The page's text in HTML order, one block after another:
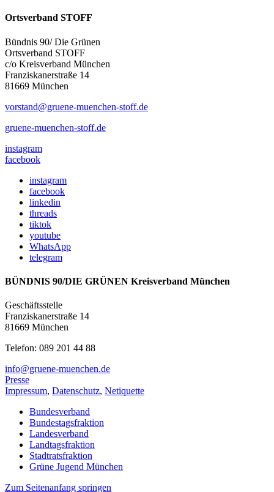
Ortsverband STOFF
Bündnis 90/ Die Grünen
Ortsverband STOFF
c/o Kreisverband München
Franziskanerstraße 14
81669 München
vorstand@gruene-muenchen-stoff.de
gruene-muenchen-stoff.de
instagram
facebook
instagram
facebook
linkedin
threads
tiktok
youtube
WhatsApp
telegram
BÜNDNIS 90/DIE GRÜNEN Kreisverband München
Geschäftsstelle
Franziskanerstraße 14
81669 München
Telefon: 089 201 44 88
info@gruene-muenchen.de
Presse
Impressum, Datenschutz, Netiquette
Bundesverband
Bundestagsfraktion
Landesverband
Landtagsfraktion
Stadtratsfraktion
Grüne Jugend München
Zum Seitenanfang springen